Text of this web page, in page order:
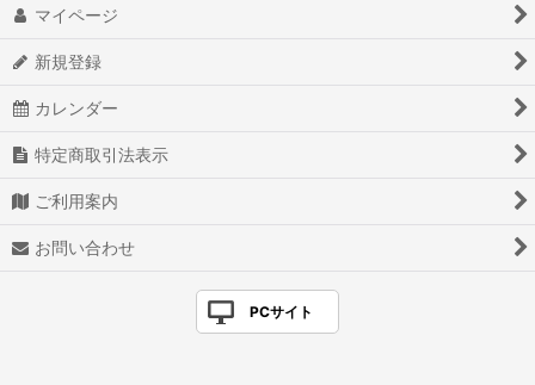
マイページ
新規登録
カレンダー
特定商取引法表示
ご利用案内
お問い合わせ
PCサイト